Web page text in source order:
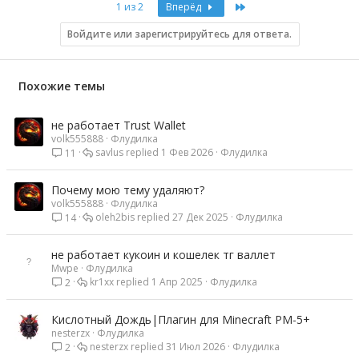
1 из 2 Вперёд
Войдите или зарегистрируйтесь для ответа.
Похожие темы
не работает Trust Wallet
volk555888 Флудилка
11
Флудилка
1 Фев 2026
savlus
Почему мою тему удаляют?
volk555888 Флудилка
14
Флудилка
27 Дек 2025
oleh2bis
не работает кукоин и кошелек тг валлет
Mwpe
Флудилка
2
Флудилка
1 Апр 2025
kr1xx
Кислотный Дождь|Плагин для Minecraft PM-5+
nesterzx Флудилка
2
Флудилка
31 Июл 2026
nesterzx